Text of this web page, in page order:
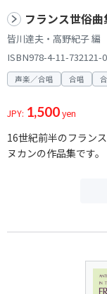
フランス世俗曲
皆川達夫・高野紀子 編
ISBN978-4-11-732121-0
声楽／合唱 合唱
JPY: 1,500yen
16世紀前半のフラン
ヌカンの作品集です。